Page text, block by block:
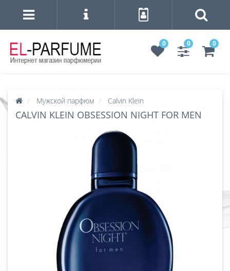
0 0 0
Мужской парфюм Calvin Klein
CALVIN KLEIN OBSESSION NIGHT FOR MEN